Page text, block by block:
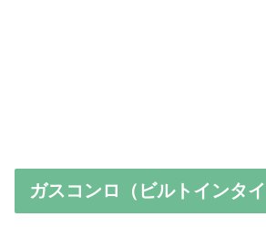
ガスコンロ（ビルトインタイ